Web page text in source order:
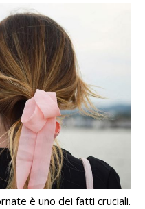
è uno dei fatti cruciali.